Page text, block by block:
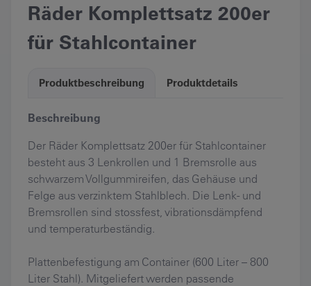
Räder Komplettsatz 200er
für Stahlcontainer
Produktbeschreibung Produktdetails
Beschreibung
Der Räder Komplettsatz 200er für Stahlcontainer
besteht aus 3 Lenkrollen und 1 Bremsrolle aus
schwarzem Vollgummireifen, das Gehäuse und
Felge aus verzinktem Stahlblech. Die Lenk- und
Bremsrollen sind stossfest, vibrationsdämpfend
und temperaturbeständig.
Plattenbefestigung am Container (600 Liter – 800
Liter Stahl). Mitgeliefert werden passende